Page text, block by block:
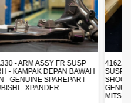
4162A413 - SHOCK ABSORBER RR
SUSP - SUSPENSI BELAKANG -
SHOCKBREAKER BELAKANG -
GENUINE SPAREPART -
MITSUBISHI - XPANDER